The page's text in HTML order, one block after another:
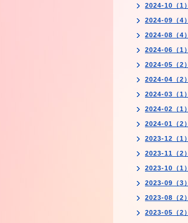
2024-10（1）
2024-09（4）
2024-08（4）
2024-06（1）
2024-05（2）
2024-04（2）
2024-03（1）
2024-02（1）
2024-01（2）
2023-12（1）
2023-11（2）
2023-10（1）
2023-09（3）
2023-08（2）
2023-05（2）